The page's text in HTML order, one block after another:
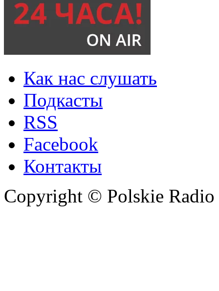
Как нас слушать
Подкасты
RSS
Facebook
Контакты
Copyright © Polskie